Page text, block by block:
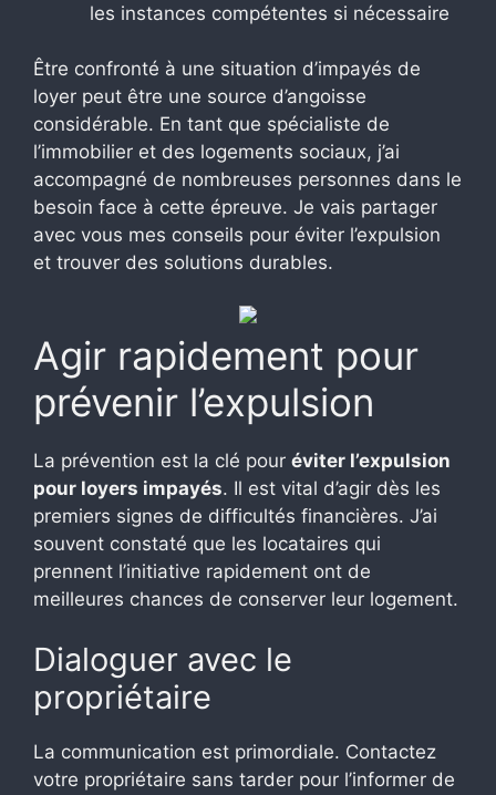
les instances compétentes si nécessaire
Être confronté à une situation d’impayés de
loyer peut être une source d’angoisse
considérable. En tant que spécialiste de
l’immobilier et des logements sociaux, j’ai
accompagné de nombreuses personnes dans le
besoin face à cette épreuve. Je vais partager
avec vous mes conseils pour éviter l’expulsion
et trouver des solutions durables.
Agir rapidement pour
prévenir l’expulsion
La prévention est la clé pour éviter l’expulsion
pour loyers impayés. Il est vital d’agir dès les
premiers signes de difficultés financières. J’ai
souvent constaté que les locataires qui
prennent l’initiative rapidement ont de
meilleures chances de conserver leur logement.
Dialoguer avec le
propriétaire
La communication est primordiale. Contactez
votre propriétaire sans tarder pour l’informer de